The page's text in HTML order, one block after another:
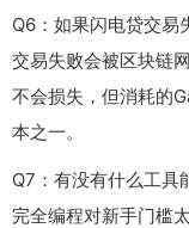
Q6：如果闪电贷交易
交易失败会被区块链
不会损失，但消耗的
本之一。
Q7：有没有什么工具
完全编程对新手门槛